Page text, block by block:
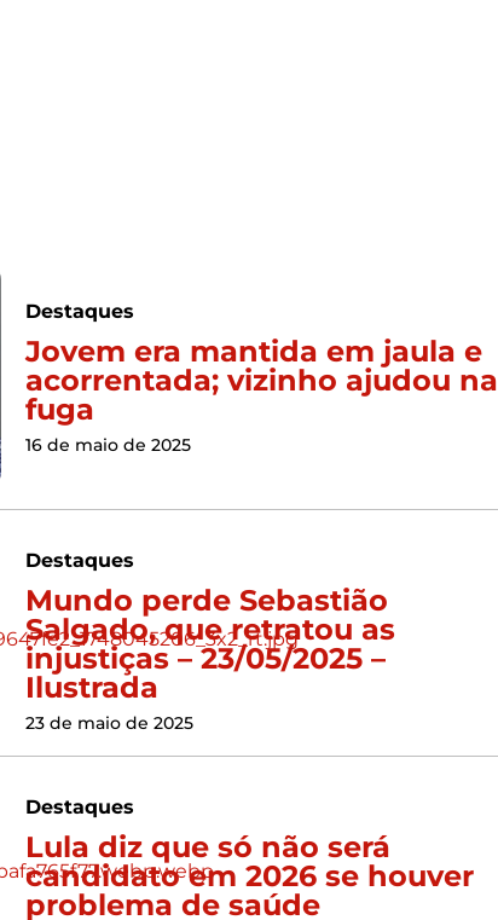
Destaques
Jovem era mantida em jaula e
acorrentada; vizinho ajudou na
fuga
16 de maio de 2025
Destaques
Mundo perde Sebastião
Salgado, que retratou as
injustiças – 23/05/2025 –
Ilustrada
23 de maio de 2025
Destaques
Lula diz que só não será
candidato em 2026 se houver
problema de saúde